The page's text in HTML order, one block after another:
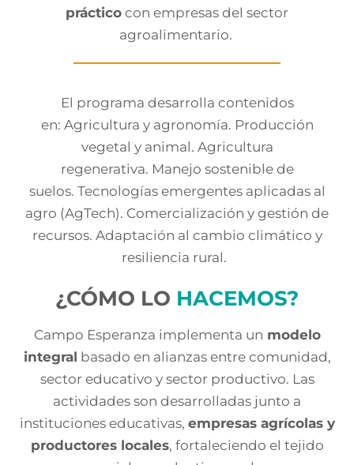
práctico con empresas del sector
agroalimentario.
El programa desarrolla contenidos
en: Agricultura y agronomía. Producción
vegetal y animal. Agricultura
regenerativa. Manejo sostenible de
suelos. Tecnologías emergentes aplicadas al
agro (AgTech). Comercialización y gestión de
recursos. Adaptación al cambio climático y
resiliencia rural.
¿CÓMO LO HACEMOS?
Campo Esperanza implementa un modelo
integral basado en alianzas entre comunidad,
sector educativo y sector productivo. Las
actividades son desarrolladas junto a
instituciones educativas, empresas agrícolas y
productores locales, fortaleciendo el tejido